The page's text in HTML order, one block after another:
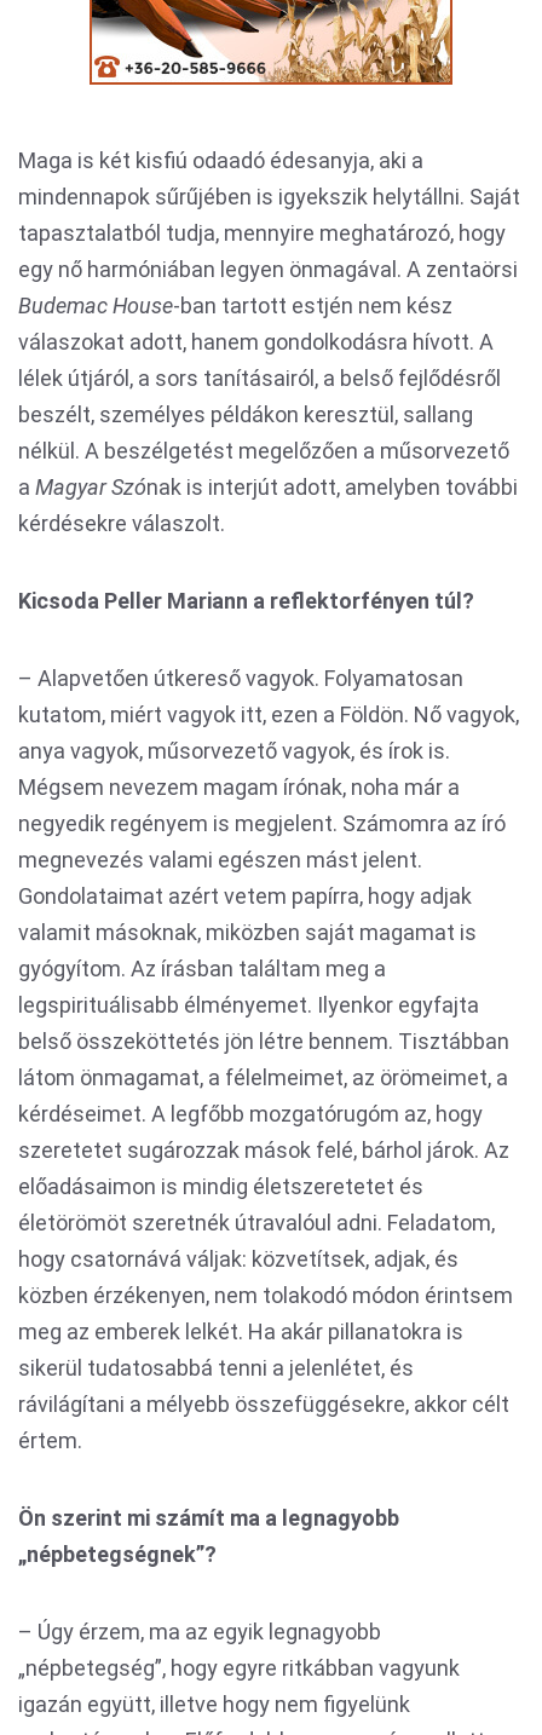
Maga is két kisfiú odaadó édesanyja, aki a
mindennapok sűrűjében is igyekszik helytállni. Saját
tapasztalatból tudja, mennyire meghatározó, hogy
egy nő harmóniában legyen önmagával. A zentaörsi
Budemac House-ban tartott estjén nem kész
válaszokat adott, hanem gondolkodásra hívott. A
lélek útjáról, a sors tanításairól, a belső fejlődésről
beszélt, személyes példákon keresztül, sallang
nélkül. A beszélgetést megelőzően a műsorvezető
a Magyar Szónak is interjút adott, amelyben további
kérdésekre válaszolt.
Kicsoda Peller Mariann a reflektorfényen túl?
– Alapvetően útkereső vagyok. Folyamatosan
kutatom, miért vagyok itt, ezen a Földön. Nő vagyok,
anya vagyok, műsorvezető vagyok, és írok is.
Mégsem nevezem magam írónak, noha már a
negyedik regényem is megjelent. Számomra az író
megnevezés valami egészen mást jelent.
Gondolataimat azért vetem papírra, hogy adjak
valamit másoknak, miközben saját magamat is
gyógyítom. Az írásban találtam meg a
legspirituálisabb élményemet. Ilyenkor egyfajta
belső összeköttetés jön létre bennem. Tisztábban
látom önmagamat, a félelmeimet, az örömeimet, a
kérdéseimet. A legfőbb mozgatórugóm az, hogy
szeretetet sugározzak mások felé, bárhol járok. Az
előadásaimon is mindig életszeretetet és
életörömöt szeretnék útravalóul adni. Feladatom,
hogy csatornává váljak: közvetítsek, adjak, és
közben érzékenyen, nem tolakodó módon érintsem
meg az emberek lelkét. Ha akár pillanatokra is
sikerül tudatosabbá tenni a jelenlétet, és
rávilágítani a mélyebb összefüggésekre, akkor célt
értem.
Ön szerint mi számít ma a legnagyobb
„népbetegségnek”?
– Úgy érzem, ma az egyik legnagyobb
„népbetegség”, hogy egyre ritkábban vagyunk
igazán együtt, illetve hogy nem figyelünk